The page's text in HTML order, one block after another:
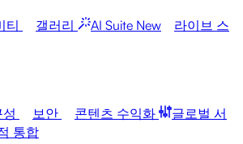
티 갤러리 AI Suite New
라이브 스
보안 콘텐츠 수익화
글로벌 서
통합